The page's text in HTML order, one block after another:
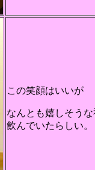
この笑顔はいいが
なんとも嬉しそう
飲んでいたらしい。